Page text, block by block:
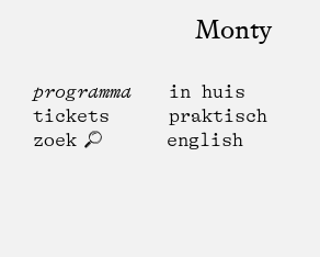
Monty
programma in huis
tickets
praktisch
zoek
english